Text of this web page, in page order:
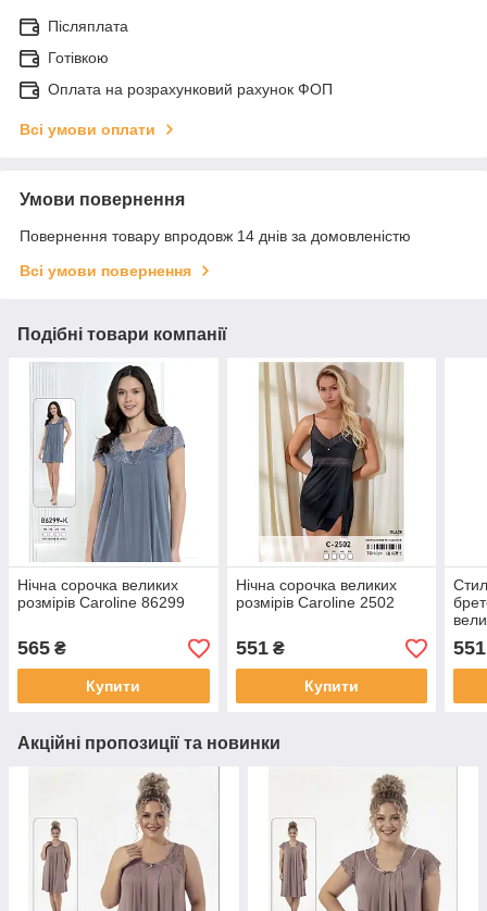
Післяплата
Готівкою
Оплата на розрахунковий рахунок ФОП
Всі умови оплати
Умови повернення
Повернення товару впродовж 14 днів за домовленістю
Всі умови повернення
Подібні товари компанії
Нічна сорочка великих
розмірів Caroline 86299
565 ₴
Купити
Нічна сорочка великих
розмірів Caroline 2502
551₴
Купити
551
Акційні пропозиції та новинки